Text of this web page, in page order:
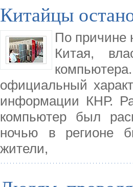
Китайцы
По причине
Китая,
официальный
информации КНР.
компьютер был
ночью в регионе
жители,